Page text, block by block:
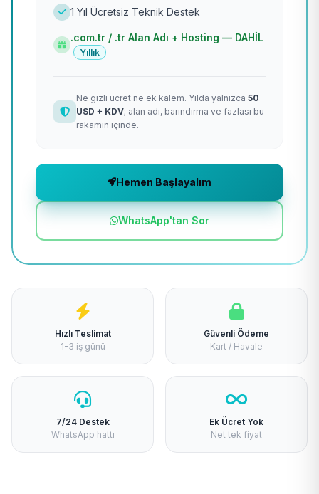
1 Yıl Ücretsiz Teknik Destek
.com.tr / .tr Alan Adı + Hosting — DAHİL
Yıllık
Ne gizli ücret ne ek kalem. Yılda yalnızca 50
USD + KDV; alan adı, barındırma ve fazlası bu
rakamın içinde.
Hemen Başlayalım
WhatsApp'tan Sor
Hızlı Teslimat
1-3 iş günü
Güvenli Ödeme
Kart / Havale
7/24 Destek
WhatsApp hattı
Ek Ücret Yok
Net tek fiyat